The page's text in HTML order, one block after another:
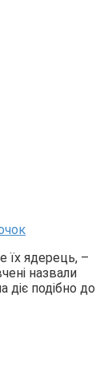
їх ядерець, –
назвали
діє подібно до